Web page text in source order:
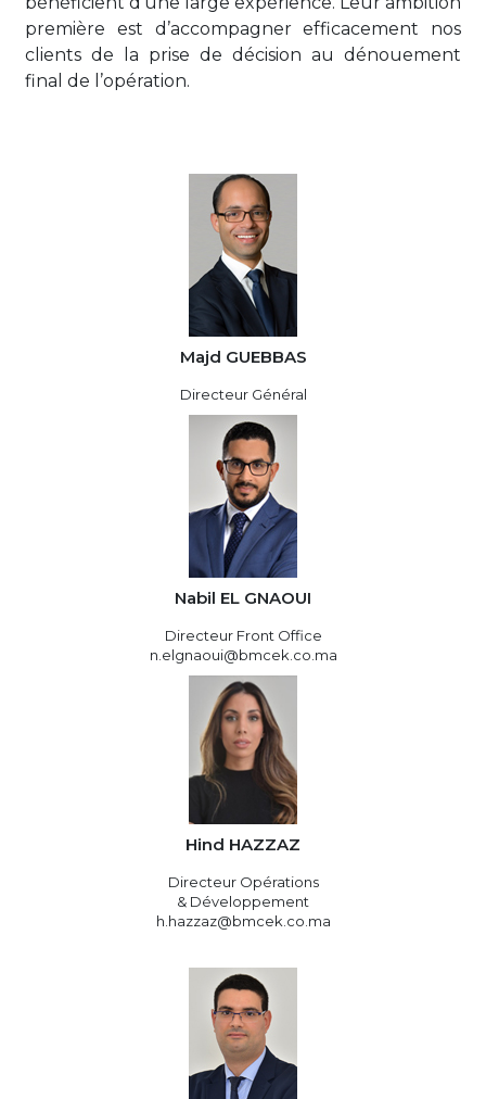
première est d’accompagner efficacement nos
clients de la prise de décision au dénouement
final de l’opération.
Majd GUEBBAS
Directeur Général
Nabil EL GNAOUI
Directeur Front Office
n.elgnaoui@bmcek.co.ma
Hind HAZZAZ
Directeur Opérations
& Développement
h.hazzaz@bmcek.co.ma